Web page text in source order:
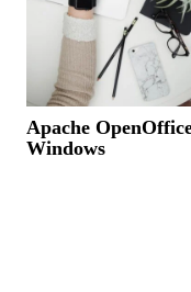
Apache
Windows